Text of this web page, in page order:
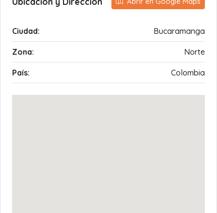
Ciudad: Bucaramanga
Zona: Norte
País: Colombia